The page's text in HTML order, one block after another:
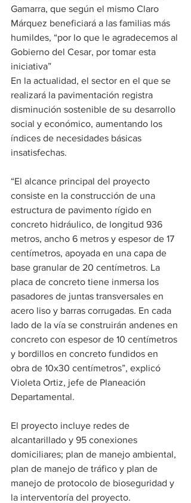
Gamarra, que según el mismo Claro
Márquez beneficiará a las familias más
humildes, “por lo que le agradecemos al
Gobierno del Cesar, por tomar esta
iniciativa”
En la actualidad, el sector en el que se
realizará la pavimentación registra
disminución sostenible de su desarrollo
social y económico, aumentando los
índices de necesidades básicas
insatisfechas.
“El alcance principal del proyecto
consiste en la construcción de una
estructura de pavimento rígido en
concreto hidráulico, de longitud 936
metros, ancho 6 metros y espesor de 17
centímetros, apoyada en una capa de
base granular de 20 centímetros. La
placa de concreto tiene inmersa los
pasadores de juntas transversales en
acero liso y barras corrugadas. En cada
lado de la vía se construirán andenes en
concreto con espesor de 10 centímetros
y bordillos en concreto fundidos en
obra de 10x30 centímetros”, explicó
Violeta Ortiz, jefe de Planeación
Departamental.
El proyecto incluye redes de
alcantarillado y 95 conexiones
domiciliares; plan de manejo ambiental,
plan de manejo de tráfico y plan de
manejo de protocolo de bioseguridad y
la interventoría del proyecto.